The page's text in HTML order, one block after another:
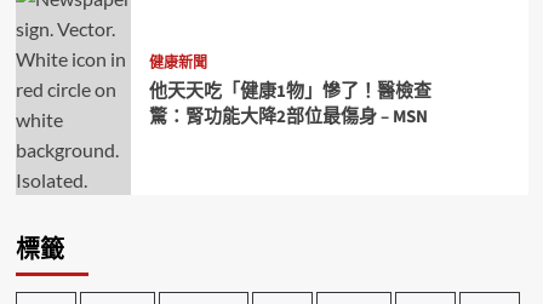
健康新聞
他天天吃「健康1物」慘了！醫檢查
驚：腎功能大降2部位最傷身 – MSN
標籤